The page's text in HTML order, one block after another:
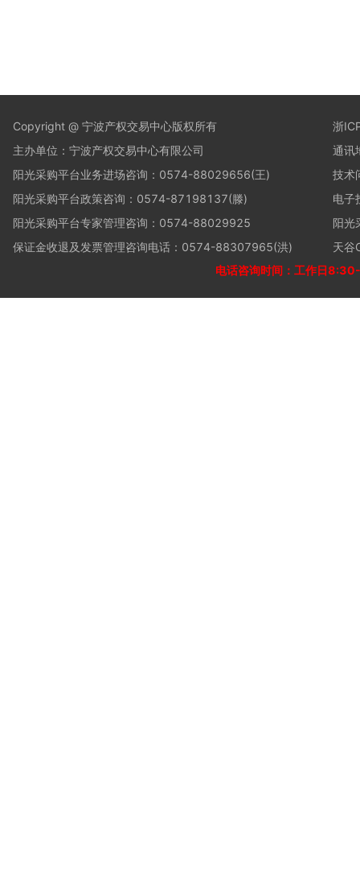
Copyright @ 宁波产权交易中心版权所有
主办单位：宁波产权交易中心有限公司
阳光采购平台业务进场咨询：0574-88029656(王)
阳光采购平台政策咨询：0574-87198137(滕)
阳光采购平台专家管理咨询：0574-88029925
保证金收退及发票管理咨询电话：0574-88307965(洪)
浙
通讯
技术
电
阳光
天
电话咨询时间：工作日